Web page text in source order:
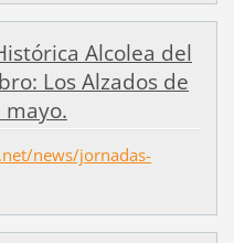
Alcolea del
Los Alzados de
mayo.
news/jornadas-